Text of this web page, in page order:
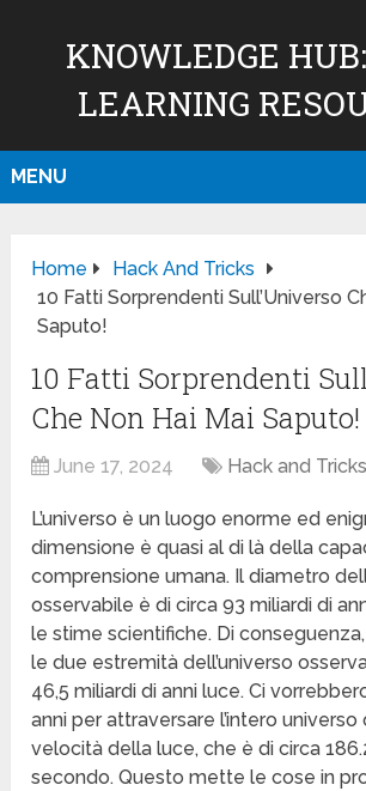
KNOWLEDGE
LEARNING
MENU
Home
Hack And Tricks
10 Fatti Sorprendenti Sull’Universo
Saputo!
10 Fatti Sorprendenti
Che Non Hai Mai Saputo!
June 17, 2024 Hack and Tricks
L’universo è un luogo enorme ed
dimensione è quasi al di là della
comprensione umana. Il diametro
osservabile è di circa 93 miliardi di
le stime scientifiche. Di
le due estremità dell’universo
46,5 miliardi di anni luce. Ci
anni per attraversare l’intero
velocità della luce, che è di circa
secondo. Questo mette le cose in